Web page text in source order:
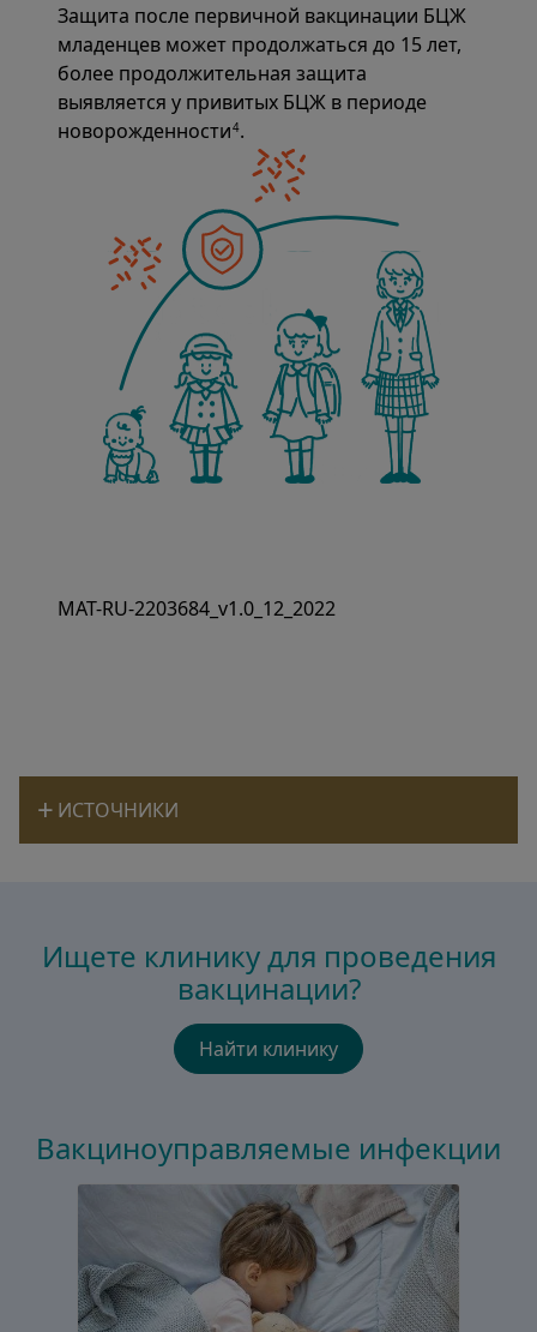
Защита после первичной вакцинации БЦЖ
младенцев может продолжаться до 15 лет,
более продолжительная защита
выявляется у привитых БЦЖ в периоде
новорожденности4.
MAT-RU-2203684_v1.0_12_2022
ИСТОЧНИКИ
Ищете клинику для проведения
вакцинации?
Найти клинику
Вакциноуправляемые инфекции